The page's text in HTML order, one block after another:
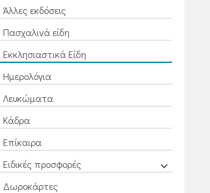
Άλλες εκδόσεις
Πασχαλινά είδη
Εκκλησιαστικά Είδη
Ημερολόγια
Λευκώματα
Κάδρα
Επίκαιρα
Ειδικές προσφορές
Δωροκάρτες